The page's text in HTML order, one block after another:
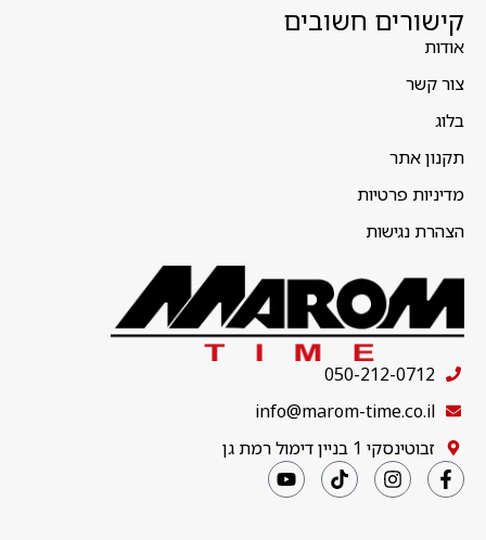
קישורים חשובים
אודות
צור קשר
בלוג
תקנון אתר
מדיניות פרטיות
הצהרת נגישות
050-212-0712
info@marom-time.co.il
זבוטינסקי 1 בניין דימול רמת גן